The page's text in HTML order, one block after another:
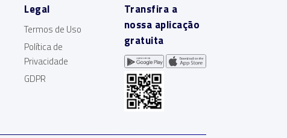
Legal
Termos de Uso
Política de
Privacidade
GDPR
Transfira a
nossa aplicação
gratuita